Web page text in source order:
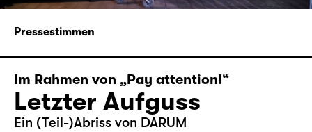
Pressestimmen
Im Rahmen von „Pay attention!“
Letzter Aufguss
Ein (Teil-)Abriss von DARUM